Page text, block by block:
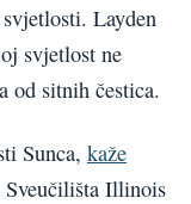
Layden
svjetlost ne
od sitnih čestica.
Sunca, kaže
Sveučilišta Illinois